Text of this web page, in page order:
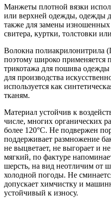
Манжеты плотной вязки
или верхней одежды, одежды
также для замены
свитера, куртки, толстовки
Волокна
поэтому широко применяется
трикотажа для пошива
для производства
используется как
тканям.
Материал устойчив к
числе, многих органических
более 120°С. Не подвержен
поддерживает размножение
не выцветает, не выгорает и
мягкий, по фактуре
шерсть, на вид неотличим от
холодной погоды. Не
допускает химчистку и
устойчивый к износу.